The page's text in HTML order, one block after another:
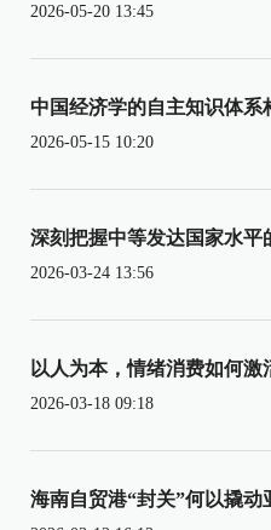
2026-05-20 13:45
中国经济学的自主知识体系
2026-05-15 10:20
深刻把握中等发达国家水平
2026-03-24 13:56
以人为本，情绪消费如何激
2026-03-18 09:18
海南自贸港“封关”何以撬动